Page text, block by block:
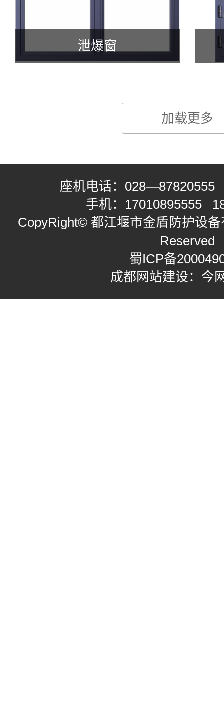
泄爆窗
加载更多
座机电话： 028—87820555
手机： 17010895555
CopyRight© 都江堰市金盾防护设
Reserved
蜀ICP备
成都网站建设：今